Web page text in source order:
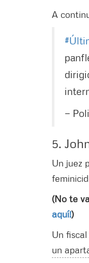
A
—
5.
Un juez
(No te
aquí!)
Un
un